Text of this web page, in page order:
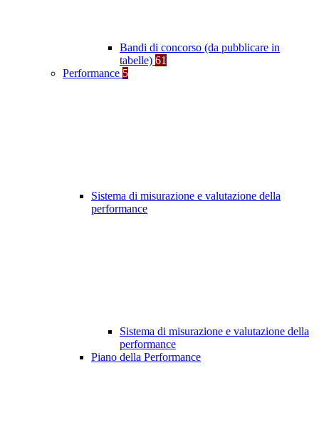
Bandi di concorso (da pubblicare in
tabelle) 61
Performance 5
Sistema di misurazione e valutazione della
performance
Sistema di misurazione e valutazione della
performance
Piano della Performance